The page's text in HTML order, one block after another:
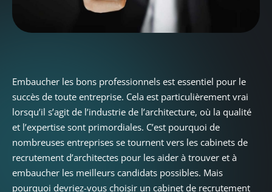
Embaucher les bons professionnels est essentiel pour le
succès de toute entreprise. Cela est particulièrement vrai
lorsqu’il s’agit de l’industrie de l’architecture, où la qualité
et l’expertise sont primordiales. C’est pourquoi de
nombreuses entreprises se tournent vers les cabinets de
recrutement d’architectes pour les aider à trouver et à
embaucher les meilleurs candidats possibles. Mais
pourquoi devriez-vous choisir un cabinet de recrutement